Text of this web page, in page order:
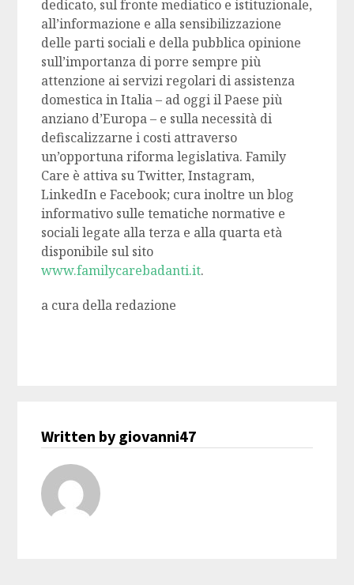
dedicato, sul fronte mediatico e istituzionale,
all’informazione e alla sensibilizzazione
delle parti sociali e della pubblica opinione
sull’importanza di porre sempre più
attenzione ai servizi regolari di assistenza
domestica in Italia – ad oggi il Paese più
anziano d’Europa – e sulla necessità di
defiscalizzarne i costi attraverso
un’opportuna riforma legislativa. Family
Care è attiva su Twitter, Instagram,
LinkedIn e Facebook; cura inoltre un blog
informativo sulle tematiche normative e
sociali legate alla terza e alla quarta età
disponibile sul sito
www.familycarebadanti.it.
a cura della redazione
Written by giovanni47